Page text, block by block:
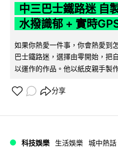
中三巴士鐵路迷 自
水撥識郁 + 實時
如果你熱愛一件事，你會熱愛到
巴士鐵路迷，選擇由零開始，把
以運作的作品。他以紙皮親手製
分享
科技娛樂 生活娛樂 城中熱話